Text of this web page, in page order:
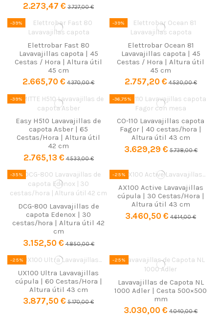
Altura útil optimizadapara utensilios de cocina de gran tamaño.
Potencias de 6 a 21 kW , con conexión trifásica en modelos de
alta capacidad.
Mantenimiento y cuidados
Para prolongar la vida útil de tu lavavajillas de capota, es
fundamental realizarlimpiezas diariasy un mantenimiento
preventivo periódico
. Mantener los filtros limpios, revisar
juntas y conexiones, así como utilizar productos de limpieza
específicos para lavavajillas industriales, garantiza un
funcionamiento óptimo y seguro en todo momento.
2.273,47 € 3.727,00 €
-39%
Elettrobar Fast 80
Lavavajillas capota | 45
Cestas / Hora | Altura útil
45 cm
2.665,70 € 4.370,00 €
-39%
Elettrobar Ocean 81
Lavavajillas capota | 45
Cestas / Hora | Altura útil
45 cm
2.757,20 € 4.520,00 €
-39%
Easy H510 Lavavajillas de
capota Asber | 65
Cestas/Hora | Altura útil
42 cm
2.765,13 € 4.533,00 €
-36,75%
CO-110 Lavavajillas capota
Fagor | 40 cestas/hora |
Altura útil 43 cm
3.629,29 € 5.738,00 €
-35%
DCG-800 Lavavajillas de
capota Edenox | 30
cestas/hora | Altura útil 42
cm
3.152,50 € 4.850,00 €
-25%
AX100 Active Lavavajillas
cúpula | 30 Cestas/Hora |
Altura útil 43 cm
3.460,50 € 4.614,00 €
-25%
UX100 Ultra Lavavajillas
cúpula | 60 Cestas/Hora |
Altura útil 43 cm
3.877,50 € 5.170,00 €
-25%
Lavavajillas de Capota NL
1000 Adler | Cesta 500×500
mm
3.030,00 € 4.040,00 €